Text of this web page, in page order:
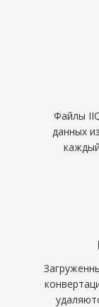
Файлы
данных